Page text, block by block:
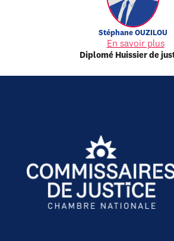
Stéphane OUZILOU
En savoir plus
Diplomé Huissier de